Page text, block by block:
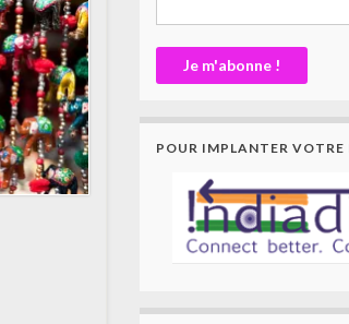
POUR IMPLANTER VOTRE